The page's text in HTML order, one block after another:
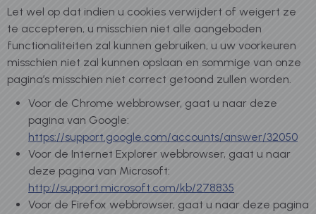
Let wel op dat indien u cookies verwijdert of weigert ze
te accepteren, u misschien niet alle aangeboden
functionaliteiten zal kunnen gebruiken, u uw voorkeuren
misschien niet zal kunnen opslaan en sommige van onze
pagina’s misschien niet correct getoond zullen worden.
Voor de Chrome webbrowser, gaat u naar deze
pagina van Google:
https://support.google.com/accounts/answer/32050
Voor de Internet Explorer webbrowser, gaat u naar
deze pagina van Microsoft:
http://support.microsoft.com/kb/278835
Voor de Firefox webbrowser, gaat u naar deze pagina